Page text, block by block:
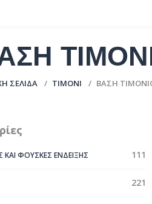
ΣΕΛΊΔΑ ΤΙΜΟΝΙ ΒΑΣΗ
ΚΑΙ ΦΟΥΣΚΕΣ ΕΝΔΕΙΞΗΣ 111
221